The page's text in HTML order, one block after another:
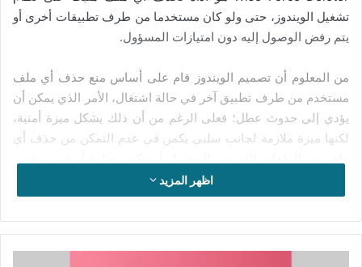
تشغيل الويندوز، حتى ولو كان مستخدما من طرف تطبيقات أخرى أو
يتم رفض الوصول إليه دون امتيازات المسؤول.
من المعلوم أن تصميم الويندوز قام على أساس منع حذف أي ملف
مستخدم من طرف تطبيق آخر في حالة اشتغال، الأمر الذي يمكن أن
يؤدي إلى حدوث عطل؛ فعلى الرغم من أن ذلك يشكل ميزة أمنية،
لكنها ميزة ملازمة لجانب سلبي يكمن في عدم التمكن من حذف أي
فيها، لأن النظام يعتبرها على أنها غير قابلة للوصول.
بناء على ما سبق، هنا يأتي دور برنامج Wise Force Deleter الذي
هو عبارة عن أداة تقطيع مخصصة توفر لك وسيلة آمنة لحذف ملفات
اظهر المزيد